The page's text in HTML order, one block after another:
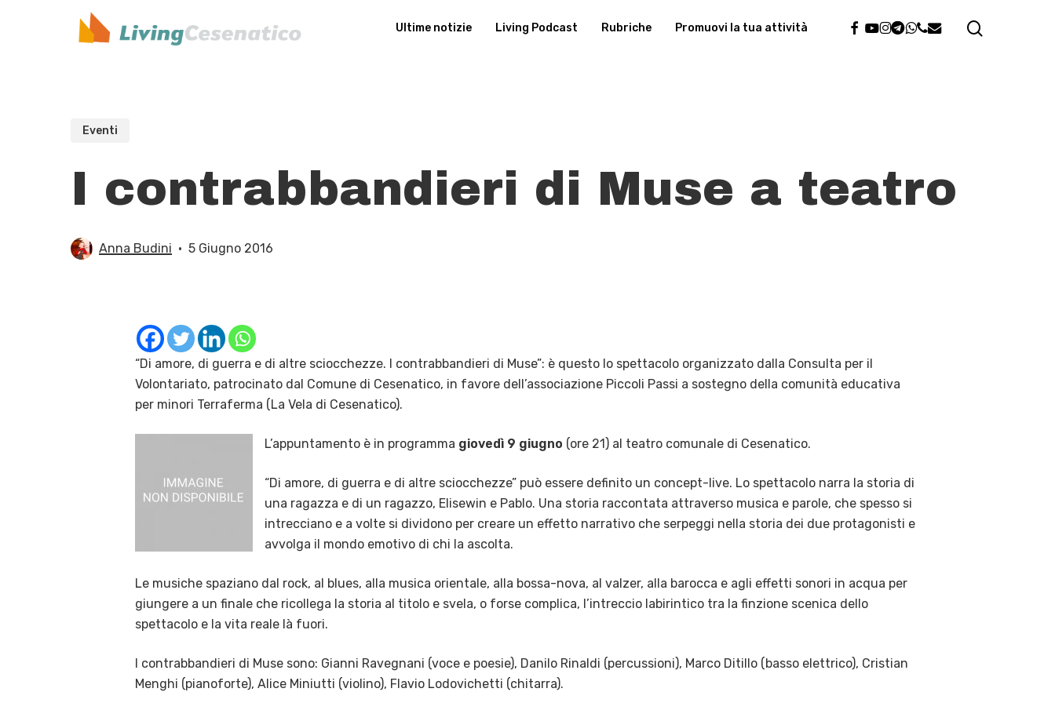
Ultime notizie Living Podcast Rubriche Promuovi la tua attività facebook
youtube
instagram
telegram
whatsapp
phone
email
Eventi
I contrabbandieri di Muse a teatro
Anna Budini 5 Giugno 2016
“Di amore, di guerra e di altre sciocchezze. I contrabbandieri di Muse”: è questo lo spettacolo organizzato dalla Consulta per il
Volontariato, patrocinato dal Comune di Cesenatico, in favore dell’associazione Piccoli Passi a sostegno della comunità educativa
per minori Terraferma (La Vela di Cesenatico).
L’appuntamento è in programma giovedì 9 giugno (ore 21) al teatro comunale di Cesenatico.
“Di amore, di guerra e di altre sciocchezze” può essere definito un concept-live. Lo spettacolo narra la storia di
una ragazza e di un ragazzo, Elisewin e Pablo. Una storia raccontata attraverso musica e parole, che spesso si
intrecciano e a volte si dividono per creare un effetto narrativo che serpeggi nella storia dei due protagonisti e
avvolga il mondo emotivo di chi la ascolta.
Le musiche spaziano dal rock, al blues, alla musica orientale, alla bossa-nova, al valzer, alla barocca e agli effetti sonori in acqua per
giungere a un finale che ricollega la storia al titolo e svela, o forse complica, l’intreccio labirintico tra la finzione scenica dello
spettacolo e la vita reale là fuori.
I contrabbandieri di Muse sono: Gianni Ravegnani (voce e poesie), Danilo Rinaldi (percussioni), Marco Ditillo (basso elettrico), Cristian
Menghi (pianoforte), Alice Miniutti (violino), Flavio Lodovichetti (chitarra).